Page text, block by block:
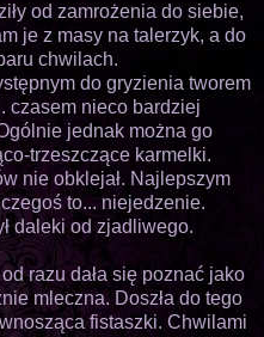
od zamrożenia do siebie,
je z masy na talerzyk, a do
chwilach.
do gryzienia tworem
czasem nieco bardziej
jednak można go
trzeszczące karmelki.
nie obklejał. Najlepszym
to... niejedzenie.
daleki od zjadliwego.
razu dała się poznać jako
mleczna. Doszła do tego
fistaszki. Chwilami